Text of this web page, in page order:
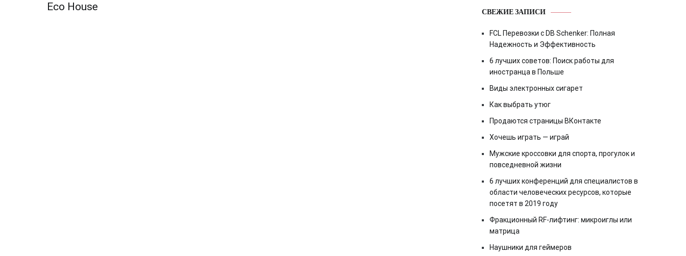
Eco House
СВЕЖИЕ ЗАПИСИ
FCL Перевозки с DB Schenker: Полная
Надежность и Эффективность
6 лучших советов: Поиск работы для
иностранца в Польше
Виды электронных сигарет
Как выбрать утюг
Продаются страницы ВКонтакте
Хочешь играть — играй
Мужские кроссовки для спорта, прогулок и
повседневной жизни
6 лучших конференций для специалистов в
области человеческих ресурсов, которые
посетят в 2019 году
Фракционный RF-лифтинг: микроиглы или
матрица
Наушники для геймеров